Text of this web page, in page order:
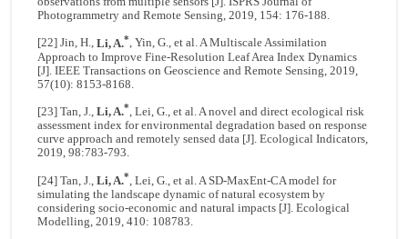
Photogrammetry and Remote Sensing, 2019, 154: 176-188.
[22] Jin, H., Li, A.*, Yin, G., et al. A Multiscale Assimilation
Approach to Improve Fine-Resolution Leaf Area Index Dynamics
[J]. IEEE Transactions on Geoscience and Remote Sensing, 2019,
57(10): 8153-8168.
[23] Tan, J.,Li, A.*, Lei, G., et al. A novel and direct ecological risk
assessment index for environmental degradation based on response
curve approach and remotely sensed data [J]. Ecological Indicators,
2019, 98:783-793.
[24] Tan, J.,Li, A.*, Lei, G., et al. A SD-MaxEnt-CA model for
simulating the landscape dynamic of natural ecosystem by
considering socio-economic and natural impacts [J]. Ecological
Modelling, 2019, 410: 108783.